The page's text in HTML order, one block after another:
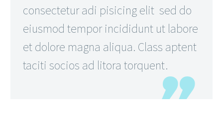
consectetur adi pisicing elit sed do
eiusmod tempor incididunt ut labore
et dolore magna aliqua. Class aptent
taciti socios ad litora torquent.